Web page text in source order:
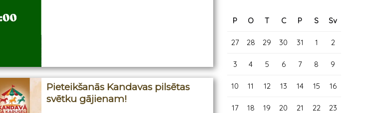
Pieteikšanās Kandavas pilsētas
svētku gājienam!
P O T C P S Sv
27 28 29 30 31 1 2
3 4 5 6 7 8 9
10 11 12 13 14 15 16
17 18 19 20 21 22 23